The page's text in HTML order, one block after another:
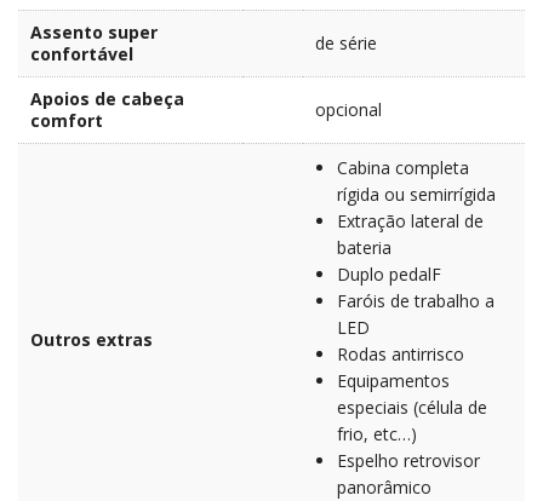
Assento super
confortável
de série
Apoios de cabeça
comfort
opcional
Outros extras
Cabina completa
rígida ou semirrígida
Extração lateral de
bateria
Duplo pedalF
Faróis de trabalho a
LED
Rodas antirrisco
Equipamentos
especiais (célula de
frio, etc…)
Espelho retrovisor
panorâmico